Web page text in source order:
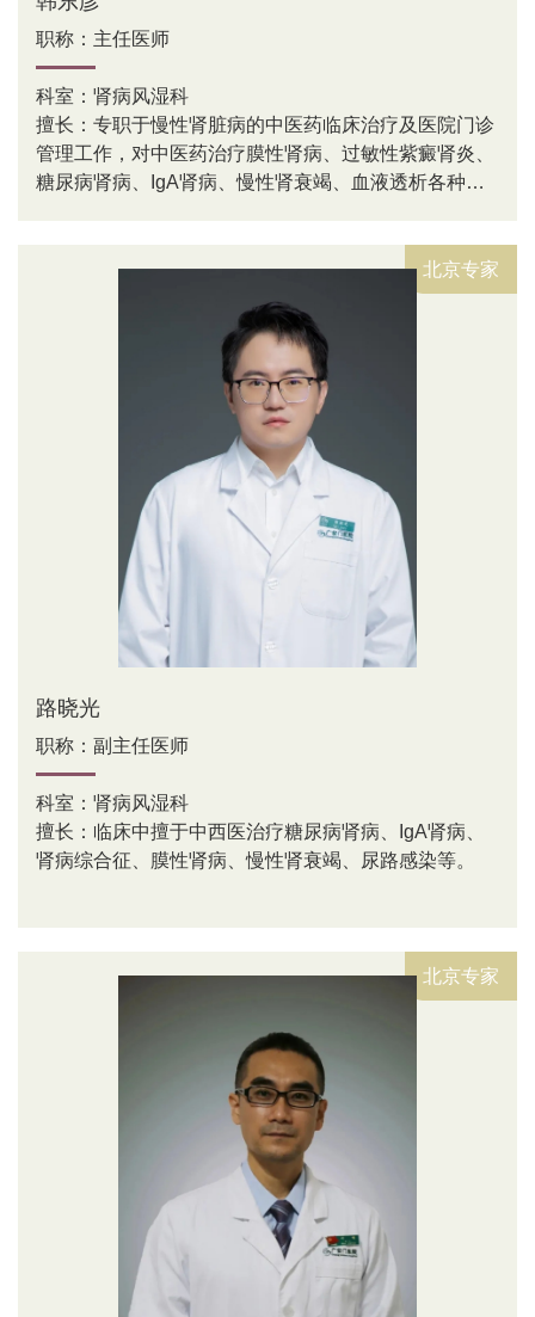
职称：主任医师
科室：肾病风湿科
擅长：专职于慢性肾脏病的中医药临床治疗及医院门诊
管理工作，对中医药治疗膜性肾病、过敏性紫癜肾炎、
糖尿病肾病、IgA肾病、慢性肾衰竭、血液透析各种合
北京专家
路晓光
职称：副主任医师
科室：肾病风湿科
擅长：临床中擅于中西医治疗糖尿病肾病、IgA肾病、
肾病综合征、膜性肾病、慢性肾衰竭、尿路感染等。
北京专家